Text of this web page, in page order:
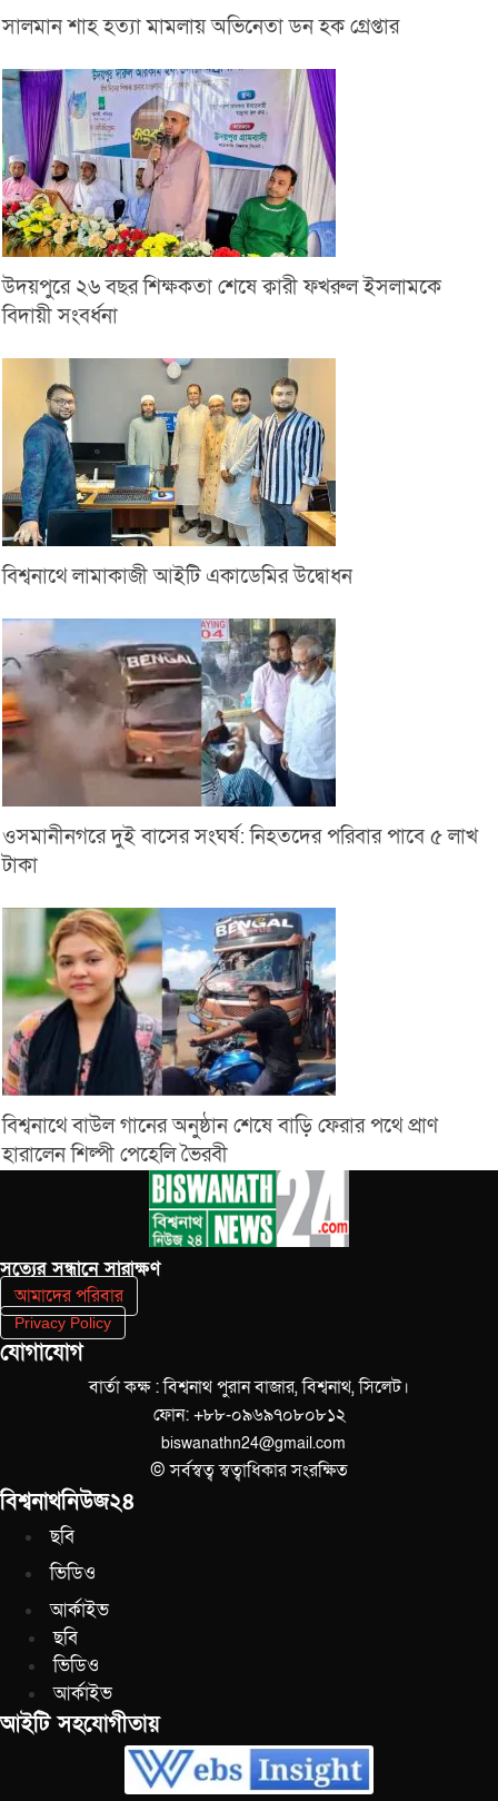
সালমান শাহ হত্যা মামলায় অভিনেতা ডন হক গ্রেপ্তার
উদয়পুরে ২৬ বছর শিক্ষকতা শেষে ক্বারী ফখরুল ইসলামকে
বিদায়ী সংবর্ধনা
বিশ্বনাথে লামাকাজী আইটি একাডেমির উদ্বোধন
ওসমানীনগরে দুই বাসের সংঘর্ষ: নিহতদের পরিবার পাবে ৫ লাখ
টাকা
বিশ্বনাথে বাউল গানের অনুষ্ঠান শেষে বাড়ি ফেরার পথে প্রাণ
হারালেন শিল্পী পেহেলি ভৈরবী
সত‌্যের সন্ধানে সারাক্ষণ
আমাদের পরিবার
Privacy Policy
যোগাযোগ
বার্তা কক্ষ : বিশ্বনাথ পুরান বাজার, বিশ্বনাথ, সিলেট।
ফোন: +৮৮-০৯৬৯৭০৮০৮১২
biswanathn24@gmail.com
© সর্বস্বত্ব স্বত্বাধিকার সংরক্ষিত
বিশ্বনাথনিউজ২৪
ছবি
ভিডিও
আর্কাইভ
ছবি
ভিডিও
আর্কাইভ
আইটি সহযোগীতায়